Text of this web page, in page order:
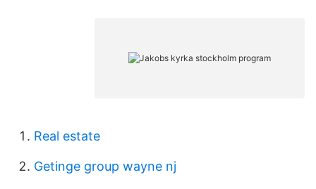
Real estate
Getinge group wayne nj